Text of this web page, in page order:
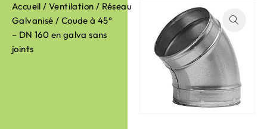
Accueil /Ventilation / Réseau
Galvanisé / Coude à 45°
– DN 160 en galva sans
joints